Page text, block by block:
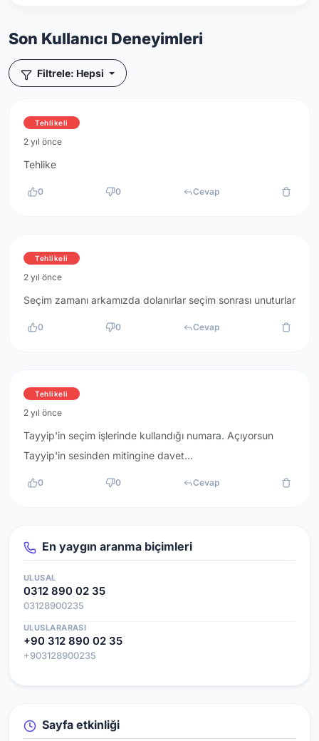
Son Kullanıcı Deneyimleri
Filtrele: Hepsi
Tehlikeli
2 yıl önce
Tehlike
0 0 Cevap
Tehlikeli
2 yıl önce
Seçim zamanı arkamızda dolanırlar seçim sonrası unuturlar
0 0 Cevap
Tehlikeli
2 yıl önce
Tayyip'in seçim işlerinde kullandığı numara. Açıyorsun
Tayyip'in sesinden mitingine davet...
0 0 Cevap
En yaygın aranma biçimleri
ULUSAL
0312 890 02 35
03128900235
ULUSLARARASI
+90 312 890 02 35
+903128900235
Sayfa etkinliği